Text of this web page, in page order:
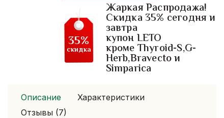
Жаркая Распродажа!
Скидка 35% сегодня и
завтра
купон LETO
кроме Thyroid-S,G-
Herb,Bravecto и
Simparica
35%
скидка
Описание
Характеристики
Отзывы (7)